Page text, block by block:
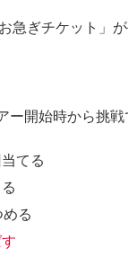
急ぎチケット」が
ー開始時から挑戦
てる
る